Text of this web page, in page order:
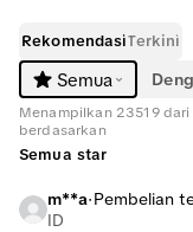
RekomendasiTerkini
Semua
Menampilkan 23519
berdasarkan
Semua star
m**a·Pembelian
ID